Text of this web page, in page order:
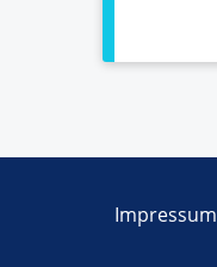
Impressum